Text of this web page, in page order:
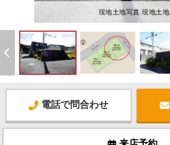
現地土地写真 現地土地
電話で問合わせ